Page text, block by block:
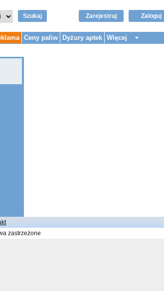
Szukaj Zaloguj
Zarejestruj
Ceny paliw Dyżury aptek Więcej
zastrzeżone